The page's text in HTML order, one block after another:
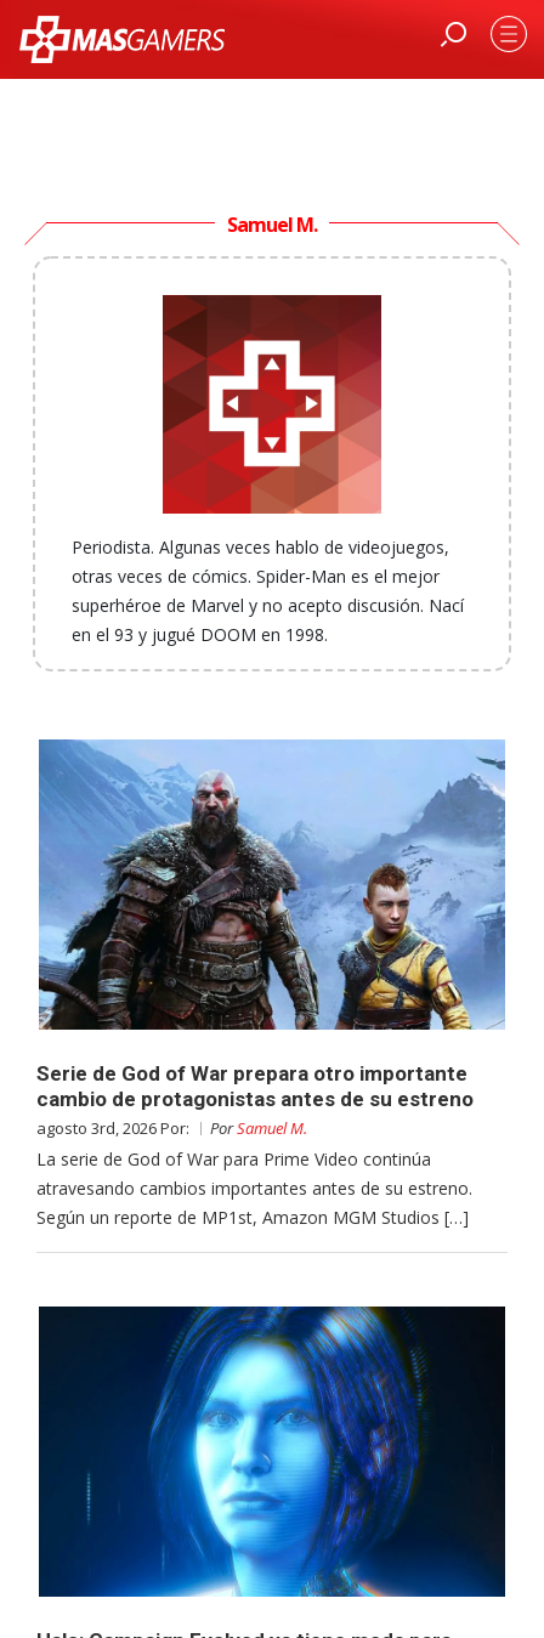
Samuel M.
Periodista. Algunas veces hablo de videojuegos,
otras veces de cómics. Spider-Man es el mejor
superhéroe de Marvel y no acepto discusión. Nací
en el 93 y jugué DOOM en 1998.
Serie de God of War prepara otro importante
cambio de protagonistas antes de su estreno
agosto 3rd, 2026 Por: PorSamuel M.
La serie de God of War para Prime Video continúa
atravesando cambios importantes antes de su estreno.
Según un reporte de MP1st, Amazon MGM Studios […]